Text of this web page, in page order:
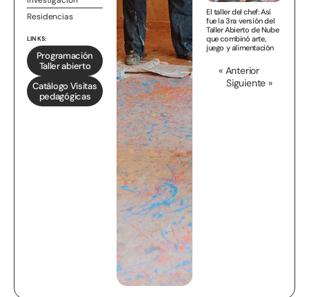
Residencias
LINKS:
Programación
Taller abierto
Catálogo Visitas
pedagógicas
El taller del chef: Así
fue la 3ra versión del
Taller Abierto de Nube
que combinó arte,
juego y alimentación
« Anterior
Siguiente »